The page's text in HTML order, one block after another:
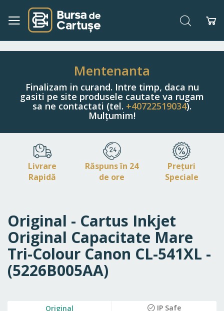
Navigați
Conținut
Căutare
Mentenanta
Finalizam in curand. Intre timp, daca nu
gasiti pe site produsele cautate va rugam
sa ne contactati (tel. +40722519034).
Mulțumim!
Livrare
Rapidă
Răspuns în 24
de ore
Prețuri
Speciale
Original - Cartus Inkjet
Original Capacitate Mare
Tri-Colour Canon CL-541XL -
(5226B005AA)
Original IP Safe